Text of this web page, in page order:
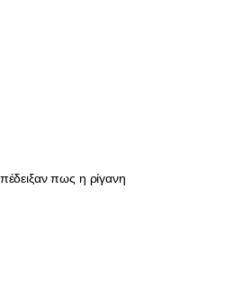
πως η ρίγανη